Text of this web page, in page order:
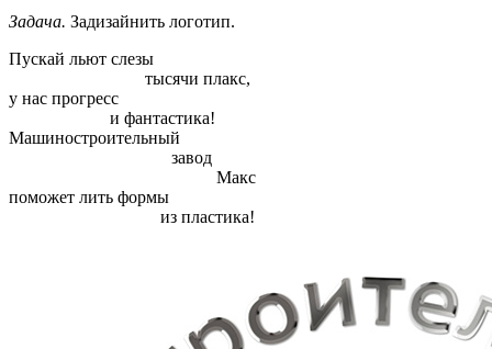
Задача. Задизайнить логотип.
Пускай льют слезы
тысячи плакс,
у нас прогресс
и фантастика!
Машиностроительный
завод
Макс
поможет лить формы
из пластика!